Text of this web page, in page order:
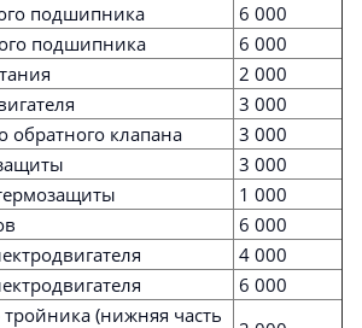
подшипника
6 000
подшипника
6 000
2 000
3 000
обратного клапана
3 000
3 000
1 000
6 000
4 000
6 000
(нижняя часть